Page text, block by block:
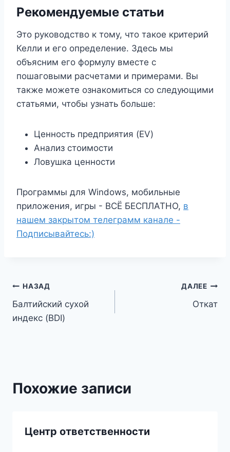
Рекомендуемые статьи
Это руководство к тому, что такое критерий
Келли и его определение. Здесь мы
объясним его формулу вместе с
пошаговыми расчетами и примерами. Вы
также можете ознакомиться со следующими
статьями, чтобы узнать больше:
Ценность предприятия (EV)
Анализ стоимости
Ловушка ценности
Программы для Windows, мобильные
приложения, игры - ВСЁ БЕСПЛАТНО, в
нашем закрытом телеграмм канале -
Подписывайтесь:)
Навигация
по
НАЗАД
Балтийский сухой
индекс (BDI)
ДАЛЕЕ
Откат
Похожие записи
Центр ответственности